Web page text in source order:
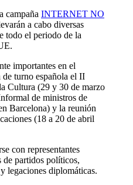
campaña INTERNET NO
a cabo diversas
todo el periodo de la
importantes en el
de turno española el II
Cultura (29 y 30 de marzo
de ministros de
Barcelona) y la reunión
(18 a 20 de abril
con representantes
de partidos políticos,
legaciones diplomáticas.